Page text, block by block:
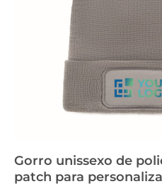
Gorro unissexo de
patch para